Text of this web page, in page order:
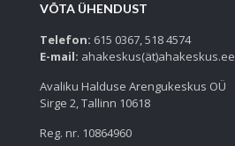
VÕTA ÜHENDUST
Telefon: 615 0367, 518 4574
E-mail: ahakeskus(ät)ahakeskus.ee
Avaliku Halduse Arengukeskus OÜ
Sirge 2, Tallinn 10618
Reg. nr. 10864960